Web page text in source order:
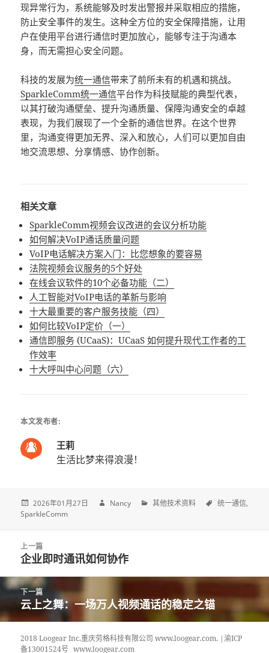
现异常行为，系统能够及时发出警报并采取相应的措施，
防止安全事件的发生。这种全方位的安全保障措施，让用
户在使用平台进行通信时更加放心，能够专注于沟通本
身，而无需担心安全问题。
科技的发展为统一通信带来了前所未有的机遇和挑战。
SparkleComm统一通信平台作为科技赋能的典型代表，
以其打破沟通壁垒、提升沟通质量、保障沟通安全的卓越
表现，为我们展现了一个全新的通信世界。在这个世界
里，沟通变得更加无界、深入和放心，人们可以更加自由
地交流思想、分享情感、协作创新。
相关文章
SparkleComm视频会议改进的会议分析功能
如何解决VoIP通话质量问题
VoIP电话解决方案入门：比您想象的要容易
法院视频会议服务的5个好处
在线会议软件的10个必备功能（二）
人工智能对VoIP电话的革新与影响
十大最重要的客户服务技能（四）
如何比较VoIP定价（一）
通信即服务 (UCaaS)：UCaaS 如何提升现代工作者的工
作效率
十大呼叫中心问题（六）
本文发布者:
王莉
生活比梦来得浪漫！
2026年01月27日 Nancy 其他技术资料
统一通信
SparkleComm
navigation
上一篇
上
篇
文
章:
企业即时通讯如何协作
下一篇
下
一
篇
文
云上之舞：一场万人视频通话的稳定之锚
2018 Loogear Inc.重庆劳格科技有限公司 www.loogear.com. |渝ICP
备13001524号 www.loogear.com